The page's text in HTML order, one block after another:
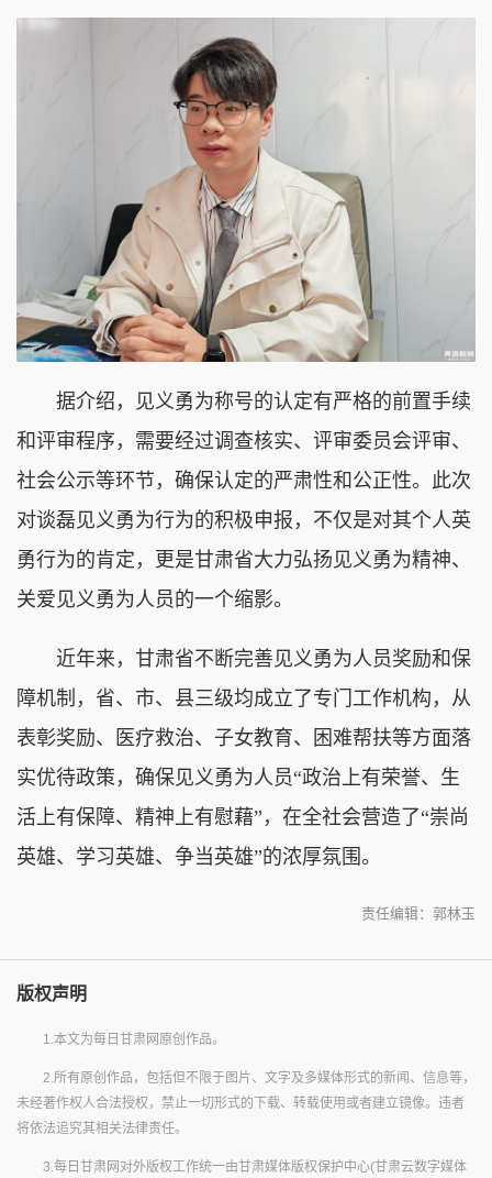
据介绍，见义勇为称号的认定有严格的前置手续
和评审程序，需要经过调查核实、评审委员会评审、
社会公示等环节，确保认定的严肃性和公正性。此次
对谈磊见义勇为行为的积极申报，不仅是对其个人英
勇行为的肯定，更是甘肃省大力弘扬见义勇为精神、
关爱见义勇为人员的一个缩影。
近年来，甘肃省不断完善见义勇为人员奖励和保
障机制，省、市、县三级均成立了专门工作机构，从
表彰奖励、医疗救治、子女教育、困难帮扶等方面落
实优待政策，确保见义勇为人员“政治上有荣誉、生
活上有保障、精神上有慰藉”，在全社会营造了“崇尚
英雄、学习英雄、争当英雄”的浓厚氛围。
责任编辑：郭林玉
版权声明
1.本文为每日甘肃网原创作品。
2.所有原创作品，包括但不限于图片、文字及多媒体形式的新闻、信息等，
未经著作权人合法授权，禁止一切形式的下载、转载使用或者建立镜像。违者
将依法追究其相关法律责任。
3.每日甘肃网对外版权工作统一由甘肃媒体版权保护中心(甘肃云数字媒体